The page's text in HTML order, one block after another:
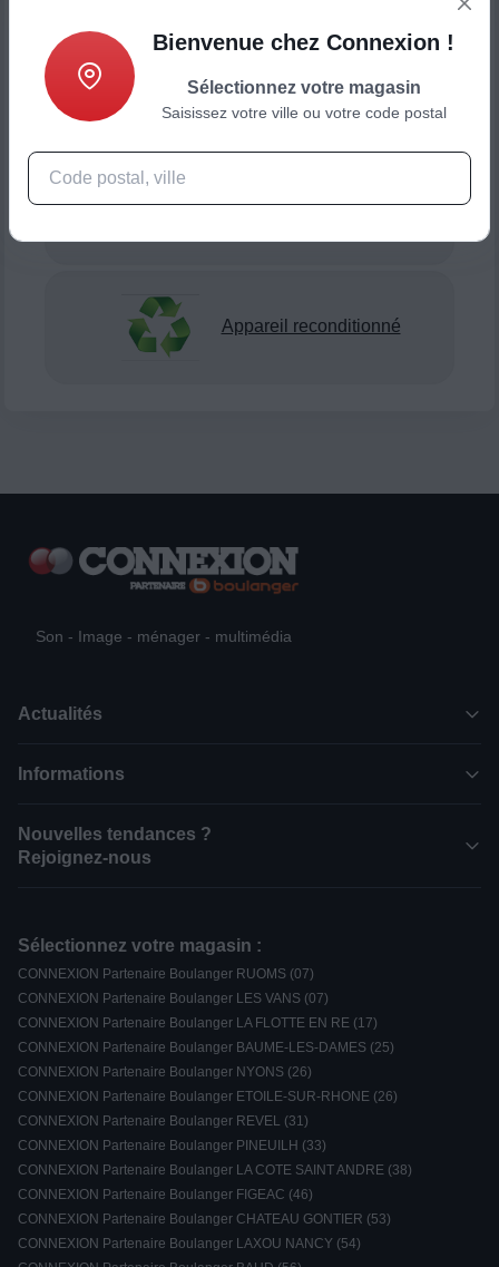
Smartphone & téléphonie
Objets connectés
Appareil reconditionné
Son - Image - ménager - multimédia
Actualités
Informations
Nouvelles tendances ?
Rejoignez-nous
Sélectionnez votre magasin :
CONNEXION Partenaire Boulanger RUOMS (07)
CONNEXION Partenaire Boulanger LES VANS (07)
CONNEXION Partenaire Boulanger LA FLOTTE EN RE (17)
CONNEXION Partenaire Boulanger BAUME-LES-DAMES (25)
CONNEXION Partenaire Boulanger NYONS (26)
CONNEXION Partenaire Boulanger ETOILE-SUR-RHONE (26)
CONNEXION Partenaire Boulanger REVEL (31)
CONNEXION Partenaire Boulanger PINEUILH (33)
CONNEXION Partenaire Boulanger LA COTE SAINT ANDRE (38)
CONNEXION Partenaire Boulanger FIGEAC (46)
CONNEXION Partenaire Boulanger CHATEAU GONTIER (53)
CONNEXION Partenaire Boulanger LAXOU NANCY (54)
Bienvenue chez Connexion !
Sélectionnez votre magasin
Saisissez votre ville ou votre code postal